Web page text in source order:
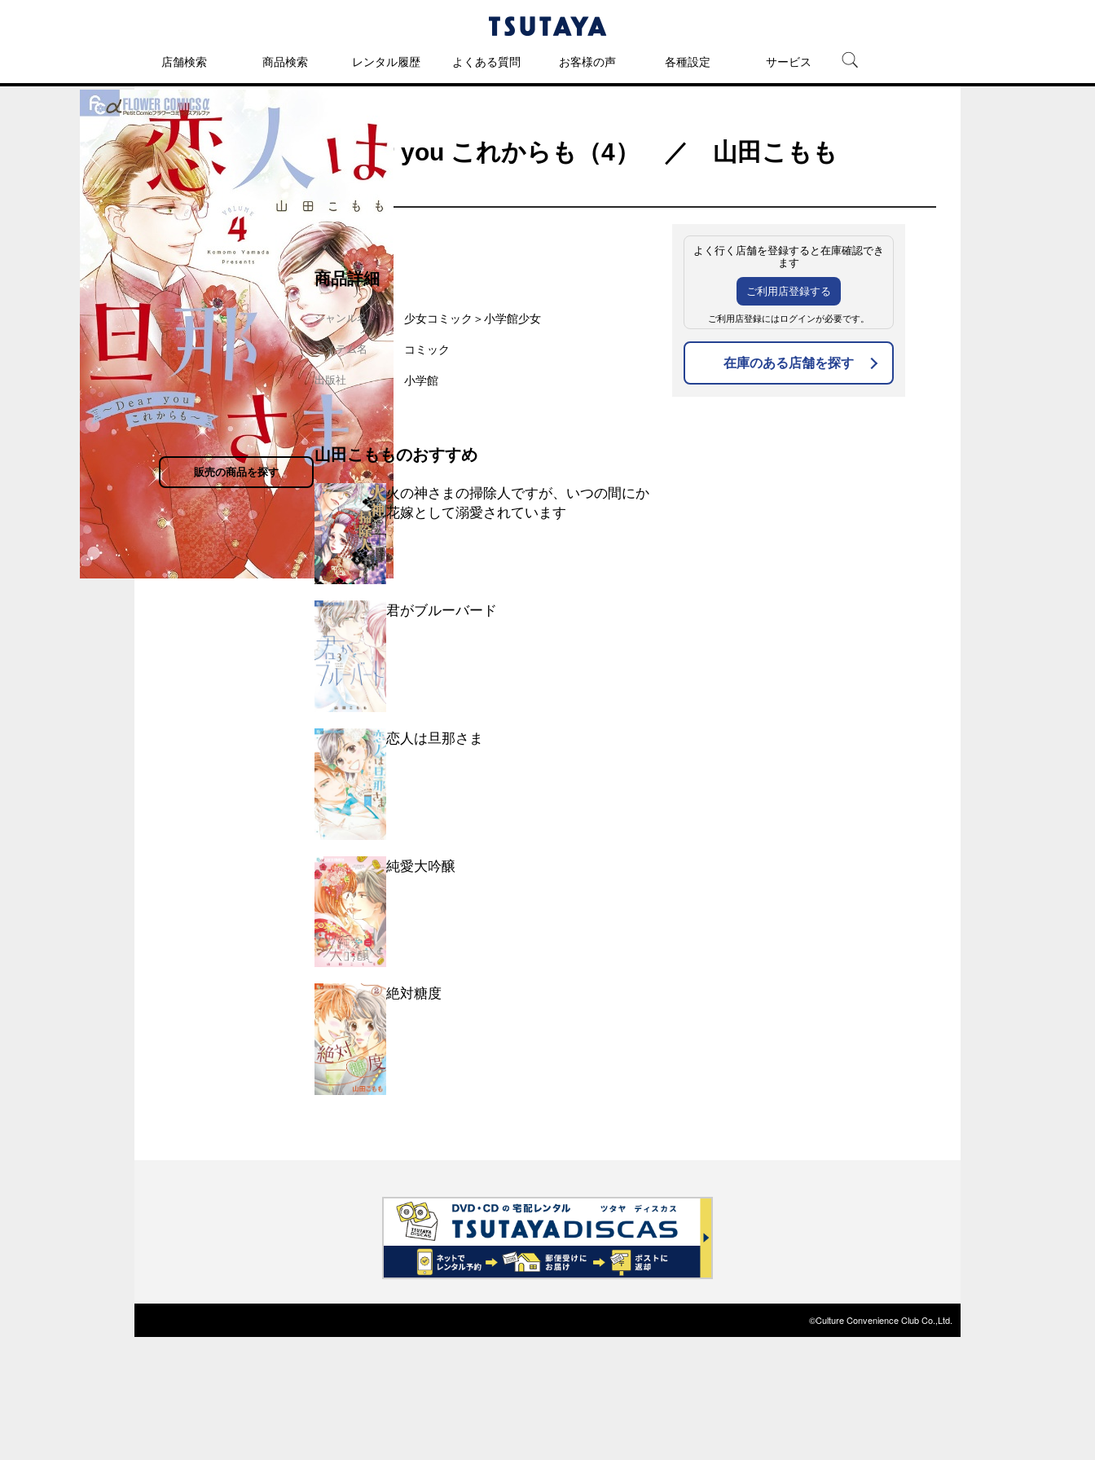
店舗検索 商品検索 レンタル履歴 よくある質問 お客様の声 各種設定 サービス
TSUTAYAプレミアムNEXT
レンタル
恋人は旦那さま Dear you これからも（4） ／ 山田こもも
レンタル開始日：2023年6月14日
販売の商品を探す
商品詳細
ジャンル名 少女コミック＞小学館少女
アイテム名 コミック
出版社 小学館
山田こもものおすすめ
火の神さまの掃除人ですが、いつの間にか
花嫁として溺愛されています
君がブルーバード
恋人は旦那さま
純愛大吟醸
絶対糖度
よく行く店舗を登録すると在庫確認でき
ます
ご利用店登録する
ご利用店登録にはログインが必要です。
在庫のある店舗を探す
©Culture Convenience Club Co.,Ltd.